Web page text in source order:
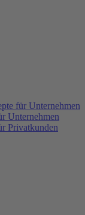
für Unternehmen
Unternehmen
Privatkunden